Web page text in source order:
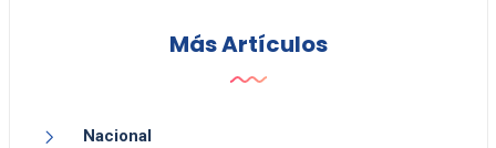
Más Artículos
Nacional